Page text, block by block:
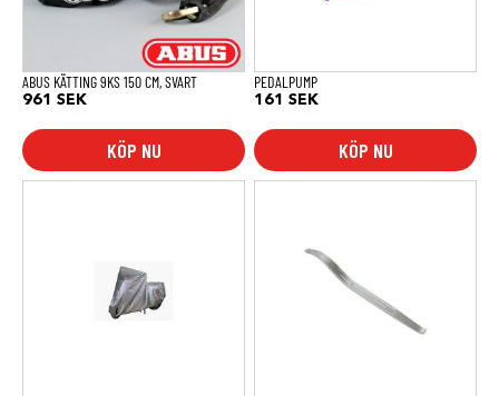
ABUS KÄTTING 9KS 150 CM, SVART
961 SEK
KÖP NU
PEDALPUMP
161 SEK
KÖP NU